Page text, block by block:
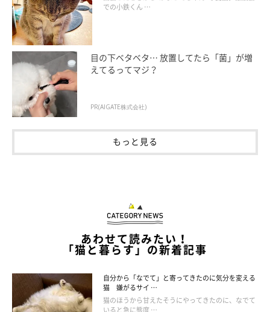
での小鉄くん …
目の下ベタベタ… 放置してたら「菌」が増
えてるってマジ？
PR(AIGATE株式会社)
もっと見る
あわせて読みたい！
「猫と暮らす」の新着記事
自分から「なでて」と寄ってきたのに気分を変える
猫 嫌がるサイ …
猫のほうから甘えたそうにやってきたのに、なでて
いると急に態度 …